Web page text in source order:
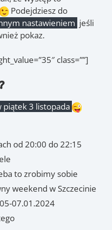
Podejdziesz do
nastawieniem jeśli
pokaz.
class=””]
piątek 3 listopada
od 20:00 do 22:15
to zrobimy sobie
weekend w Szczecinie
07.01.2024